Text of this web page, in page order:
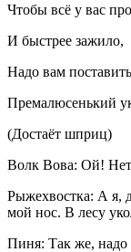
Чтобы всё у вас
И быстрее зажило,
Надо вам
Премалюсенький
(Достаёт шприц)
Волк Вова: Ой!
Рыжехвостка: А я,
мой нос. В лесу
Пиня: Так же, надо